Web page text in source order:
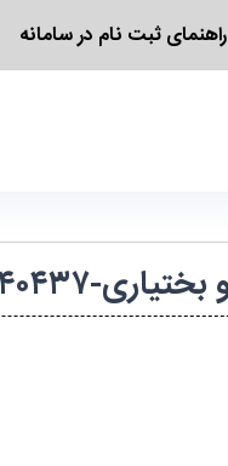
راهنمای ثبت نام در سامانه